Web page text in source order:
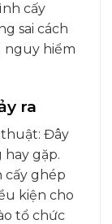
cấy
sai cách
nguy hiểm
ra
Đây
gặp.
cấy ghép
kiện cho
tổ chức